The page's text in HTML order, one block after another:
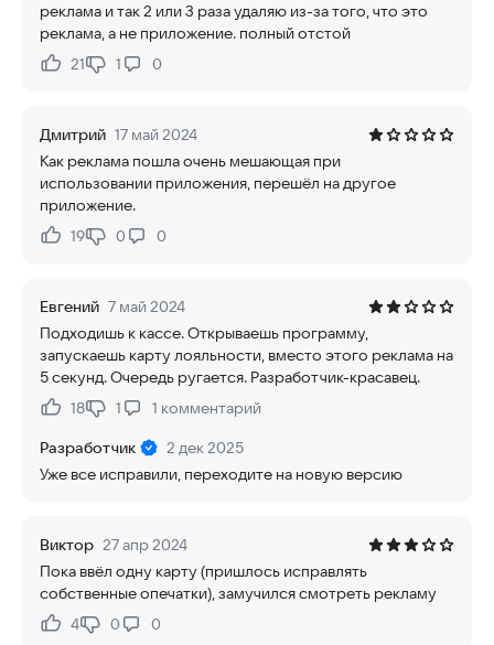
реклама и так 2 или 3 раза удаляю из-за того, что это
реклама, а не приложение. полный отстой
Нравится:
21Не нравится:
1 0
Дмитрий 17 май 2024
Как реклама пошла очень мешающая при
использовании приложения, перешёл на другое
приложение.
Нравится:
19Не нравится:
0 0
Евгений 7 май 2024
Подходишь к кассе. Открываешь программу,
запускаешь карту лояльности, вместо этого реклама на
5 секунд. Очередь ругается. Разработчик-красавец.
Нравится:
18Не нравится:
1 1 комментарий
Разработчик
2 дек 2025
Уже все исправили, переходите на новую версию
Виктор 27 апр 2024
Пока ввёл одну карту (пришлось исправлять
собственные опечатки), замучился смотреть рекламу
Нравится:
4Не нравится:
0 0